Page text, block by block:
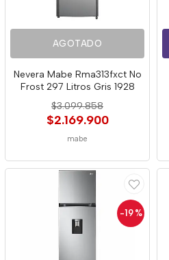
AGOTADO
Nevera Mabe Rma313fxct No
Frost 297 Litros Gris 1928
$3.099.858
$2.169.900
mabe
-19 %